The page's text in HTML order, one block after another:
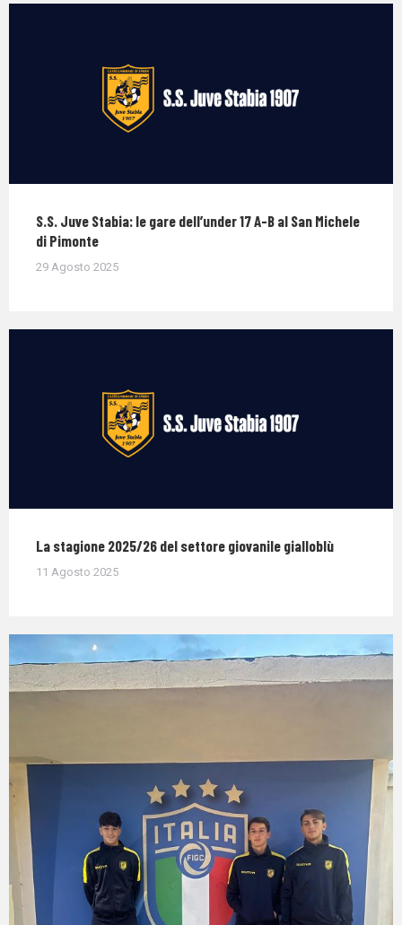
S.S. Juve Stabia: le gare dell’under 17 A-B al San Michele
di Pimonte
29 Agosto 2025
La stagione 2025/26 del settore giovanile gialloblù
11 Agosto 2025